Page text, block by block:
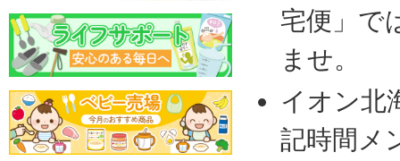
宅便」で
ませ。
イオン北
記時間メ